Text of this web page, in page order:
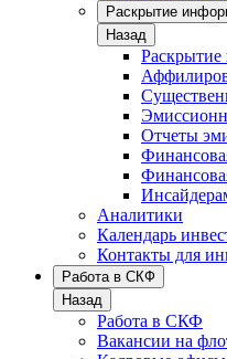
Раскрытие
Назад
Отчеты
Аналитики
Календарь
Контакты для
Работа в СКФ
Назад
Работа в СКФ
Вакансии на